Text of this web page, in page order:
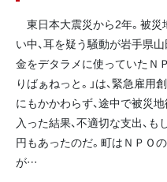
東日本大震災から2年。被
い中、耳を疑う騒動が岩手県
金をデタラメに使っていたＮ
りばぁねっと。」は、緊急雇
にもかかわらず、途中で被災
入った結果、不適切な支出、
円もあったのだ。町はＮＰＯ
が…